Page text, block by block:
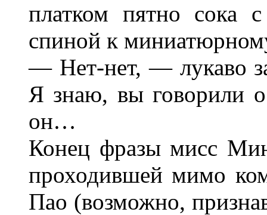
платком пятно сока
спиной к
— Нет-нет, — лукаво
Я знаю, вы говорили о
он…
Конец фразы мисс
проходившей мимо
Пао (возможно,